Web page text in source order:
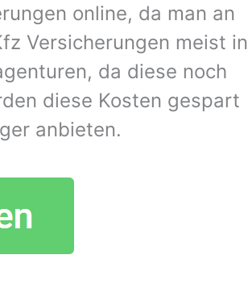
online, da man an
Versicherungen meist in
da diese noch
diese Kosten gespart
anbieten.